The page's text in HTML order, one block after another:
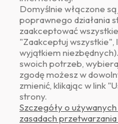
O NAS
OBSŁUGA
POMOC
Domyślnie włączone
poprawnego działania
zaakceptować
"Zaakceptuj wszystkie",
wyjątkiem
swoich potrzeb,
zgodę możesz w
zmienić, klikając w link
strony.
Szczegóły o
zasadach